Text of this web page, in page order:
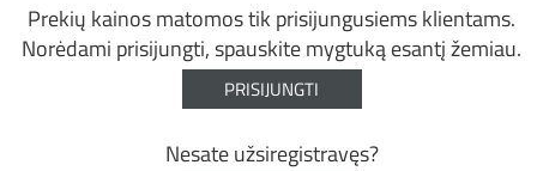
Prekių kainos matomos tik prisijungusiems klientams.
Norėdami prisijungti, spauskite mygtuką esantį žemiau.
PRISIJUNGTI
Nesate užsiregistravęs?